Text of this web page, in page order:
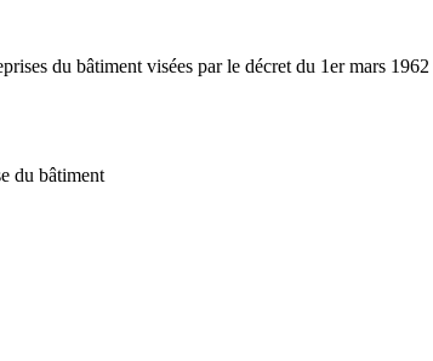
du bâtiment visées par le décret du 1er mars 1962
du bâtiment